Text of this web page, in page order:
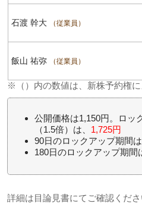
石渡 幹大 従業員
飯山 祐弥 従業員
※（）内の数値は、新株予約権に
公開価格は1,150円。ロッ
（1.5倍）は、 1,725円
90日のロックアップ期間
180日のロックアップ期間
詳細は目論見書にてご確認くださ